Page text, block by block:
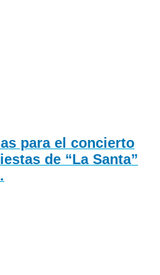
para el concierto
de “La Santa”